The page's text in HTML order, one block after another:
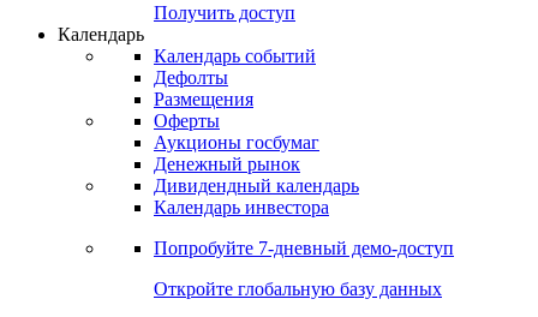
Получить доступ
Календарь
Календарь событий
Дефолты
Размещения
Оферты
Аукционы госбумаг
Денежный рынок
Дивидендный календарь
Календарь инвестора
Попробуйте 7-дневный демо-доступ
Откройте глобальную базу данных